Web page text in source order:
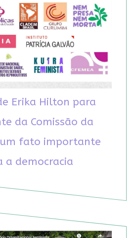
Erika Hilton para
da Comissão da
fato importante
a democracia